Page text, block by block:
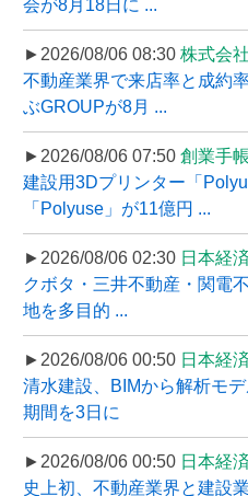
会が8月18日に ...
►2026/08/06 08:30 株式会
不動産業界で来店率と成約
ぶGROUPが8月 ...
►2026/08/06 07:50 創業手帳
建設用3Dプリンター「
「Polyuse」が11億円 ...
►2026/08/06 02:30 日本経
クボタ・三井不動産・関電
地を多目的 ...
►2026/08/06 00:50 日本経
清水建設、BIMから解析モ
期間を3日に
►2026/08/06 00:50 日本経
史上初、不動産業界と建設